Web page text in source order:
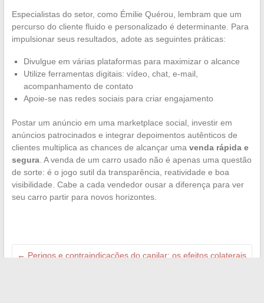
Especialistas do setor, como Émilie Quérou, lembram que um
percurso do cliente fluido e personalizado é determinante. Para
impulsionar seus resultados, adote as seguintes práticas:
Divulgue em várias plataformas para maximizar o alcance
Utilize ferramentas digitais: vídeo, chat, e-mail,
acompanhamento de contato
Apoie-se nas redes sociais para criar engajamento
Postar um anúncio em uma marketplace social, investir em
anúncios patrocinados e integrar depoimentos autênticos de
clientes multiplica as chances de alcançar uma venda rápida e
segura. A venda de um carro usado não é apenas uma questão
de sorte: é o jogo sutil da transparência, reatividade e boa
visibilidade. Cabe a cada vendedor ousar a diferença para ver
seu carro partir para novos horizontes.
← Perigos e contraindicações do capilar: os efeitos colaterais